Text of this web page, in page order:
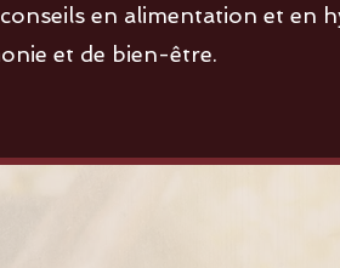
en alimentation et en
et de bien-être.